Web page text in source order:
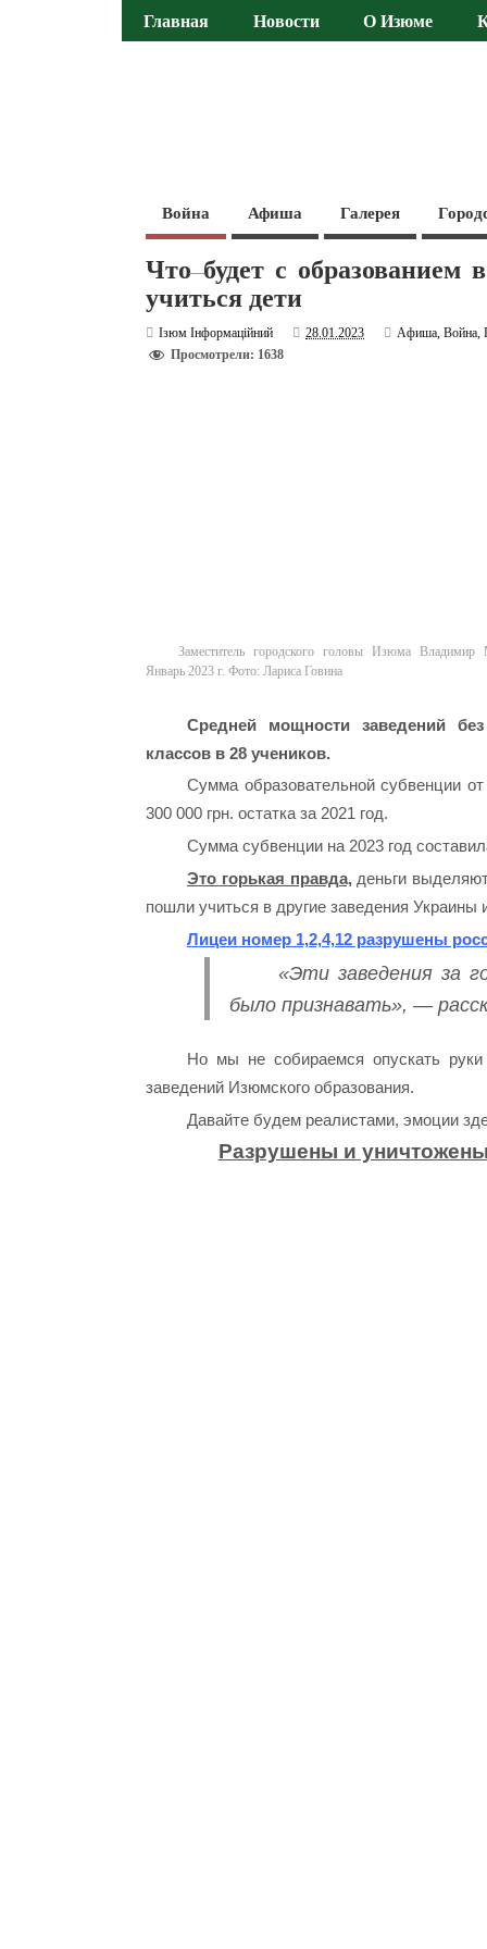
Главная Новости О Изюме
Война Афиша Галерея
Что будет с
учиться дети
Ізюм Інформаційний 28.01.2023 Афиша,Война,
Просмотрели: 1638
Заместитель городского головы Изюма Владимир
Январь 2023 г. Фото: Лариса Говина
Средней мощности заведений
классов в 28 учеников.
Сумма образовательной субвенции
300 000 грн. остатка за 2021 год.
Сумма субвенции на 2023 год
Это горькая правда,деньги
пошли учиться в другие заведения Украины
Лицеи номер 1,2,4,12 разрушены
«Эти заведения за
было признавать», —
Но мы не собираемся опускать
заведений Изюмского образования.
Давайте будем реалистами, эмоции
Разрушены и